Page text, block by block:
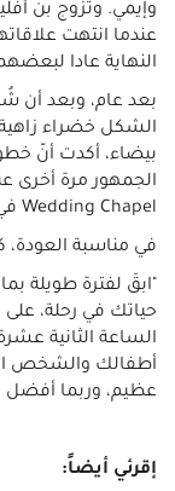
وإيمي. وتزوج بن
عندما انتهت
النهاية عادا
بعد عام، وبعد أن
الشكل خضراء
بيضاء، أكدت أنّ
Wedding Chapel في لاس فيغاس في يونيو.
في مناسبة العودة،
"ابقَ لفترة طويلة
حياتك في رحلة،
الساعة الثانية
أطفالك والشخص
عظيم، وربما أفضل
إقرئي أيضاً: